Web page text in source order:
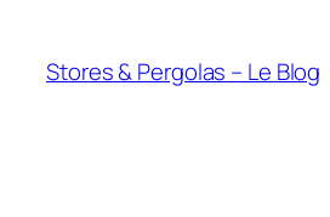
contenu
Stores & Pergolas – Le Blog